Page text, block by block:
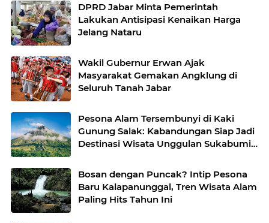
DPRD Jabar Minta Pemerintah
Lakukan Antisipasi Kenaikan Harga
Jelang Nataru
Wakil Gubernur Erwan Ajak
Masyarakat Gemakan Angklung di
Seluruh Tanah Jabar
Pesona Alam Tersembunyi di Kaki
Gunung Salak: Kabandungan Siap Jadi
Destinasi Wisata Unggulan Sukabumi
Bosan dengan Puncak? Intip Pesona
Baru Kalapanunggal, Tren Wisata Alam
Paling Hits Tahun Ini